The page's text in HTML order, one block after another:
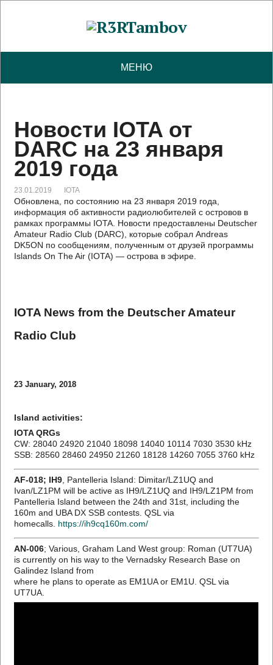
МЕНЮ
Новости IOTA от
DARC на 23 января
2019 года
23.01.2019 IOTA
Обновлена, по состоянию на 23 января 2019 года,
информация об активности радиолюбителей с островов в
рамках программы IOTA. Новости предоставлены Deutscher
Amateur Radio Club (DARC), которые собрал Andreas
DK5ON по сообщениям, полученным от друзей программы
Islands On The Air (IOTA) — острова в эфире.
IOTA News from the Deutscher Amateur
Radio Club
23 January, 2018
Island activities:
IOTA QRGs
CW: 28040 24920 21040 18098 14040 10114 7030 3530 kHz
SSB: 28560 28460 24950 21260 18128 14260 7055 3760 kHz
AF-018; IH9 , Pantelleria Island: Dimitar/LZ1UQ and
Ivan/LZ1PM will be active as IH9/LZ1UQ and IH9/LZ1PM from
Pantelleria Island between the 24th and 31st, including the
160m and UBA DX SSB contests. QSL via
homecalls. https://ih9cq160m.com/
AN-006; Various, Graham Land West group: Roman (UT7UA)
is currently on his way to the Vernadsky Research Base on
Galindez Island from
where he plans to operate as EM1UA or EM1U. QSL via
UT7UA.